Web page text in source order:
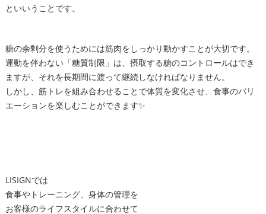
といいうことです。
糖の余剰分を使うためには筋肉をしっかり動かすことが大切です。
運動を伴わない「糖質制限」は、摂取する糖のコントロールはでき
ますが、それを長期間に渡って継続しなければなりません。
しかし、筋トレを組み合わせることで体質を変化させ、食事のバリ
エーションを楽しむことができます✨
LISIGNでは
食事やトレーニング、身体の管理を
お客様のライフスタイルに合わせて